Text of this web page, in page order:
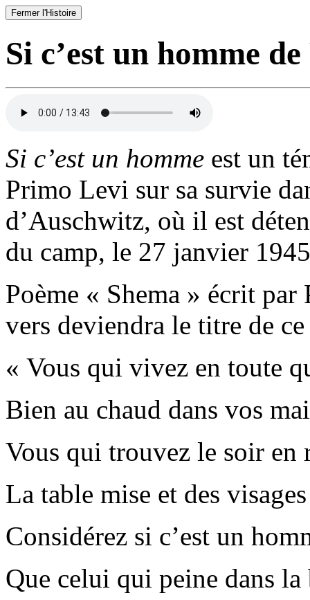
Fermer l'Histoire
Si c’est un homme
Si c’est un homme est un
Primo Levi sur sa survie
d’Auschwitz, où il est
du camp, le 27 janvier
Poème « Shema » écrit
vers deviendra le titre de
« Vous qui vivez en toute
Bien au chaud dans vos
Vous qui trouvez le soir en
La table mise et des
Considérez si c’est un
Que celui qui peine dans la